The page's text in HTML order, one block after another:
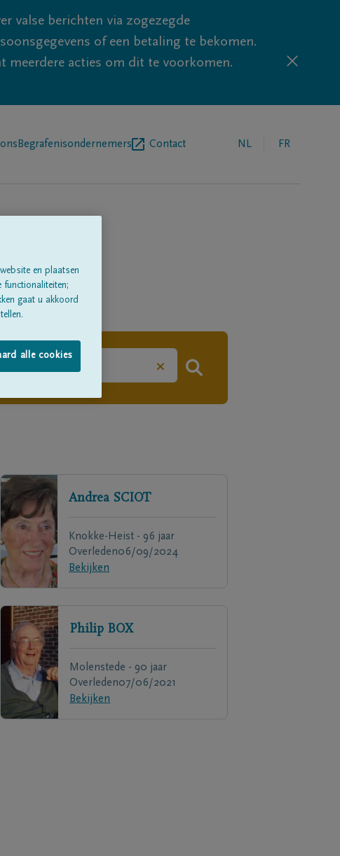
valse berichten via zogezegde
of een betaling te bekomen.
meerdere acties om dit te voorkomen.
Begrafenisondernemers Contact NL FR
×
Andrea SCIOT
Knokke-Heist - 96 jaar
Overleden06/09/2024
Bekijken
Philip BOX
Molenstede - 90 jaar
Overleden07/06/2021
Bekijken
en plaatsen
functionaliteiten;
gaat u akkoord
alle cookies